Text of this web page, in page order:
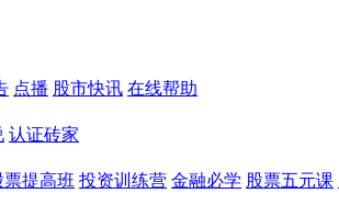
点播 股市快讯 在线帮助
认证砖家
票提高班 投资训练营 金融必学 股票五元课